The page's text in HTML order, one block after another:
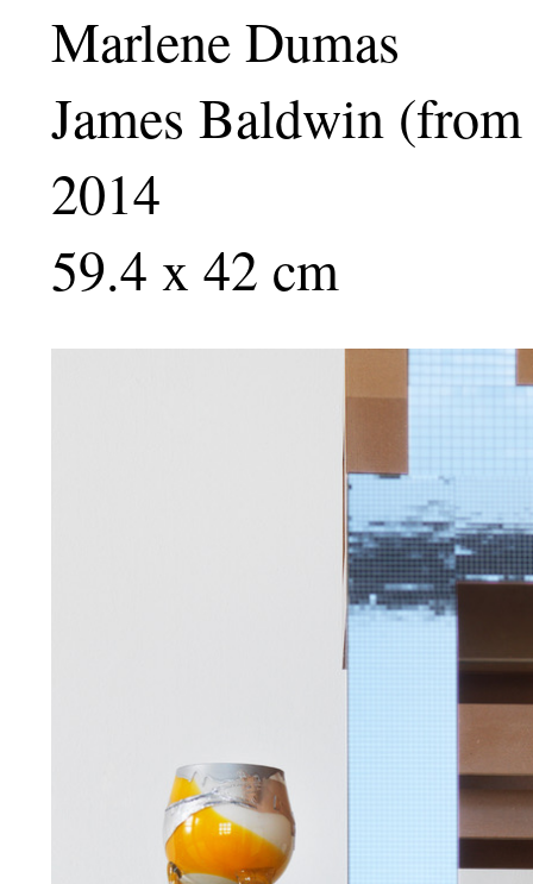
Marlene Dumas
James Baldwin
2014
59.4 x 42 cm